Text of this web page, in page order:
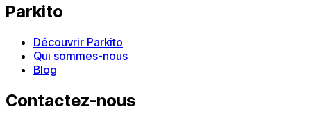
Parkito
Découvrir Parkito
Qui sommes-nous
Blog
Contactez-nous